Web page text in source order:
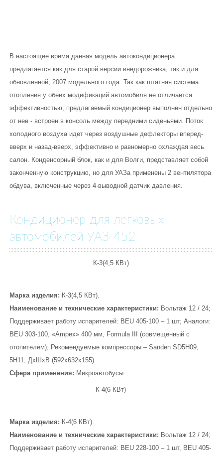
В настоящее время данная модель автокондиционера
предлагается как для старой версии внедорожника, так и для
обновленной, 2007 модельного года. Так как штатная система
отопления у обеих модификаций автомобиля не отличается
эффективностью, предлагаемый кондиционер выполнен отдельно
от нее - встроен в консоль между передними сиденьями. Поток
холодного воздуха идет через воздушные дефлекторы вперед-
вверх и назад-вверх, эффективно и равномерно охлаждая весь
салон. Конденсорный блок, как и для Волги, представляет собой
законченную конструкцию, но для УАЗа применены 2 вентилятора
обдува, включенные через 4-выводной датчик давления.
Кондиционер для легковых
автомобилей УАЗ-452
К-3(4,5 КВт)
Марка изделия: К-3(4,5 КВт).
Наименование и технические характеристики: Вольтаж 12 / 24;
Поддерживает работу испарителей: BEU 405-100 – 1 шт; Аналоги:
BEU 303-100, «Ampex» 400 мм, Formula III (совмещенный с
отопителем); Рекомендуемые компрессоры – Sanden SD5Н09,
5Н11; ДхШхВ (592х632х155).
Сфера применения: Микроавтобусы
К-4(6 КВт)
Марка изделия: К-4(6 КВт).
Наименование и технические характеристики: Вольтаж 12 / 24;
Поддерживает работу испарителей: BEU 228-100 – 1 шт, BEU 405-